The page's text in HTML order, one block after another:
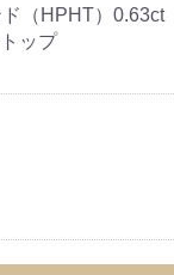
（HPHT）0.63ct
ップ